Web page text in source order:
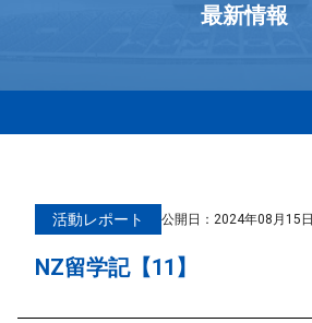
最新情報
活動レポート 公開日： 2024年08月15日
NZ留学記【11】